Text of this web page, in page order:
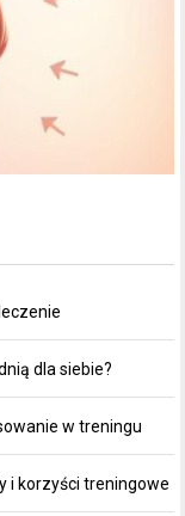
dla siebie?
w treningu
i korzyści treningowe